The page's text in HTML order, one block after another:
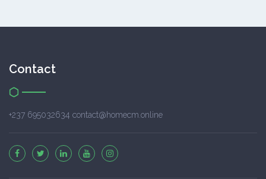
Contact
+237 695032634 contact@homecm.online